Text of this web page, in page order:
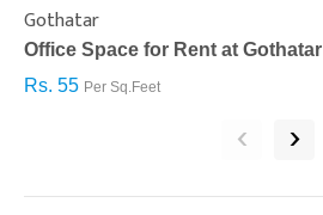
Gothatar
Office Space for Rent at Gothatar
Rs. 55 Per Sq.Feet
‹ ›